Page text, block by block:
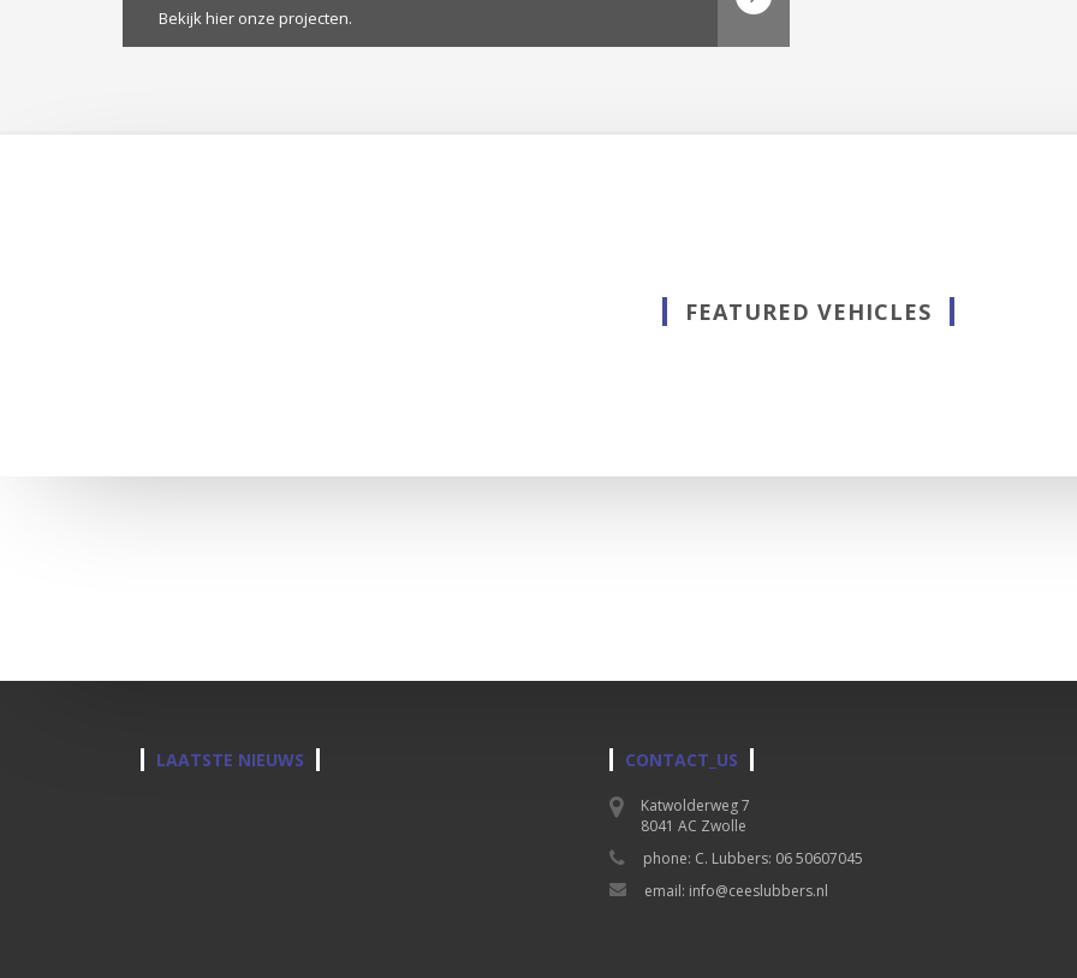
Bekijk hier onze projecten.
FEATURED VEHICLES
LAATSTE NIEUWS CONTACT_US
Katwolderweg 7
8041 AC Zwolle
phone: C. Lubbers: 06 50607045
email: info@ceeslubbers.nl